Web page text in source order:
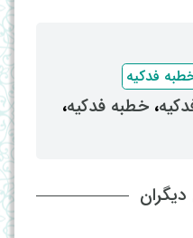
فدکیه
، ‌ خطبه فدکیه،
دیگران